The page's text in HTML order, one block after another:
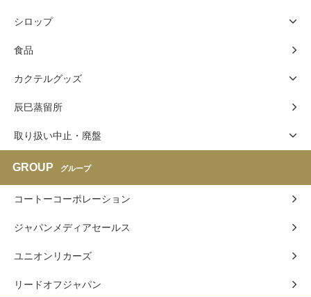
シロップ
食品
カクテルグッズ
辰巳蒸留所
取り扱い中止・廃盤
GROUP グループ
コートーコーポレーション
ジャパンメディアセールス
ユニオンリカーズ
リードオフジャパン